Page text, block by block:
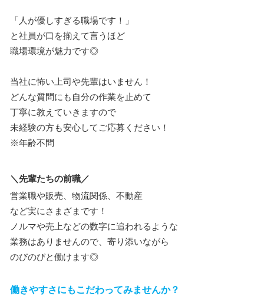
「人が優しすぎる職場です！」
と社員が口を揃えて言うほど
職場環境が魅力です◎
当社に怖い上司や先輩はいません！
どんな質問にも自分の作業を止めて
丁寧に教えていきますので
未経験の方も安心してご応募ください！
※年齢不問
＼先輩たちの前職／
営業職や販売、物流関係、不動産
など実にさまざまです！
ノルマや売上などの数字に追われるような
業務はありませんので、寄り添いながら
のびのびと働けます◎
働きやすさにもこだわってみませんか？